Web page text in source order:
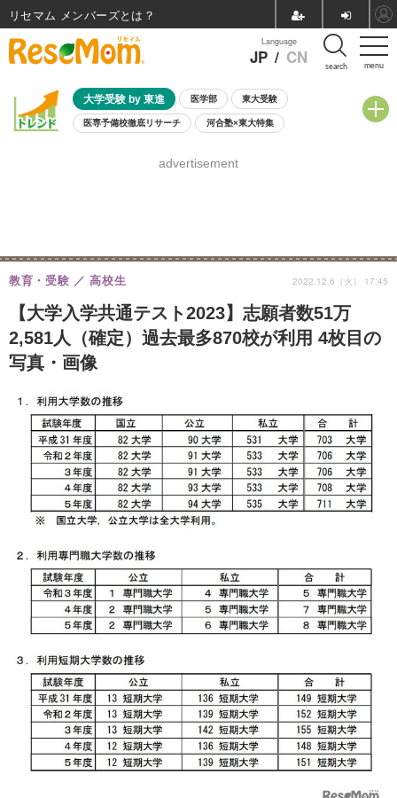
menu
Language
JP / CN search
大学受験 by 東進 医学部 東大受験
医専予備校徹底リサーチ 河合塾×東大特集
8月開催学校説明会・相談会
advertisement
【大学入学共通テスト2023】志願者数51万
2,581人（確定）過去最多870校が利用 4枚目の
写真・画像
教育・受験 高校生 2022.12.6（火） 17:45
リセマム メンバーズ